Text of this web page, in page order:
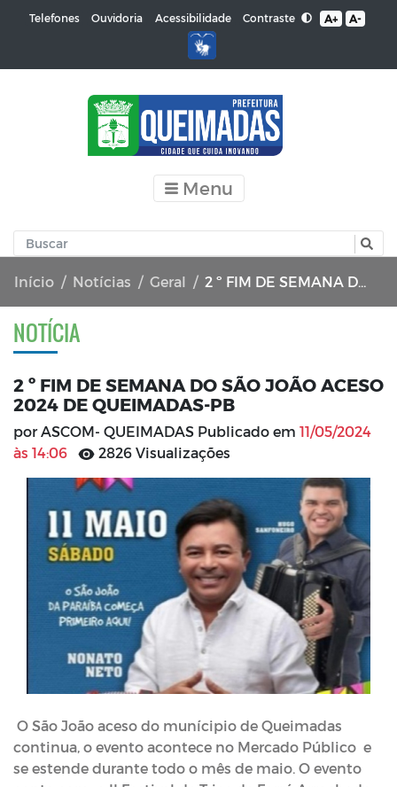
Telefones Ouvidoria Acessibilidade Contraste A+ A-
Menu
Início Notícias Geral 2 º FIM DE SEMANA DO SÃO JOÃO ACESO 2024 DE QUEIMADAS-PB
NOTÍCIA
2 º FIM DE SEMANA DO SÃO JOÃO ACESO
2024 DE QUEIMADAS-PB
por ASCOM- QUEIMADAS Publicado em 11/05/2024
às 14:06
2826 Visualizações
O São João aceso do munícipio de Queimadas
continua, o evento acontece no Mercado Público e
se estende durante todo o mês de maio. O evento